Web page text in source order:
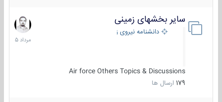
سایر بخشهای زمینی
دانشنامه نیروی زمینی
Air force Others Topics & Discussions
179 ارسال ها
9
مرداد
1405